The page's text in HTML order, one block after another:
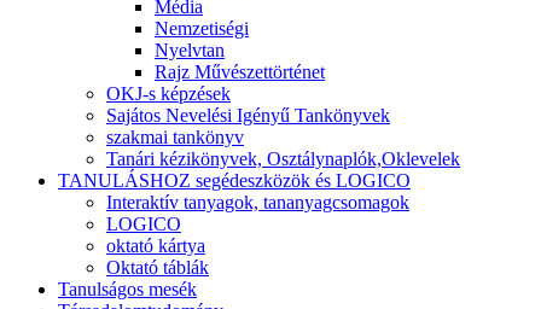
Média
Nemzetiségi
Nyelvtan
Rajz Művészettörténet
OKJ-s képzések
Sajátos Nevelési Igényű Tankönyvek
szakmai tankönyv
Tanári kézikönyvek, Osztálynaplók,Oklevelek
TANULÁSHOZ segédeszközök és LOGICO
Interaktív tanyagok, tananyagcsomagok
LOGICO
oktató kártya
Oktató táblák
Tanulságos mesék